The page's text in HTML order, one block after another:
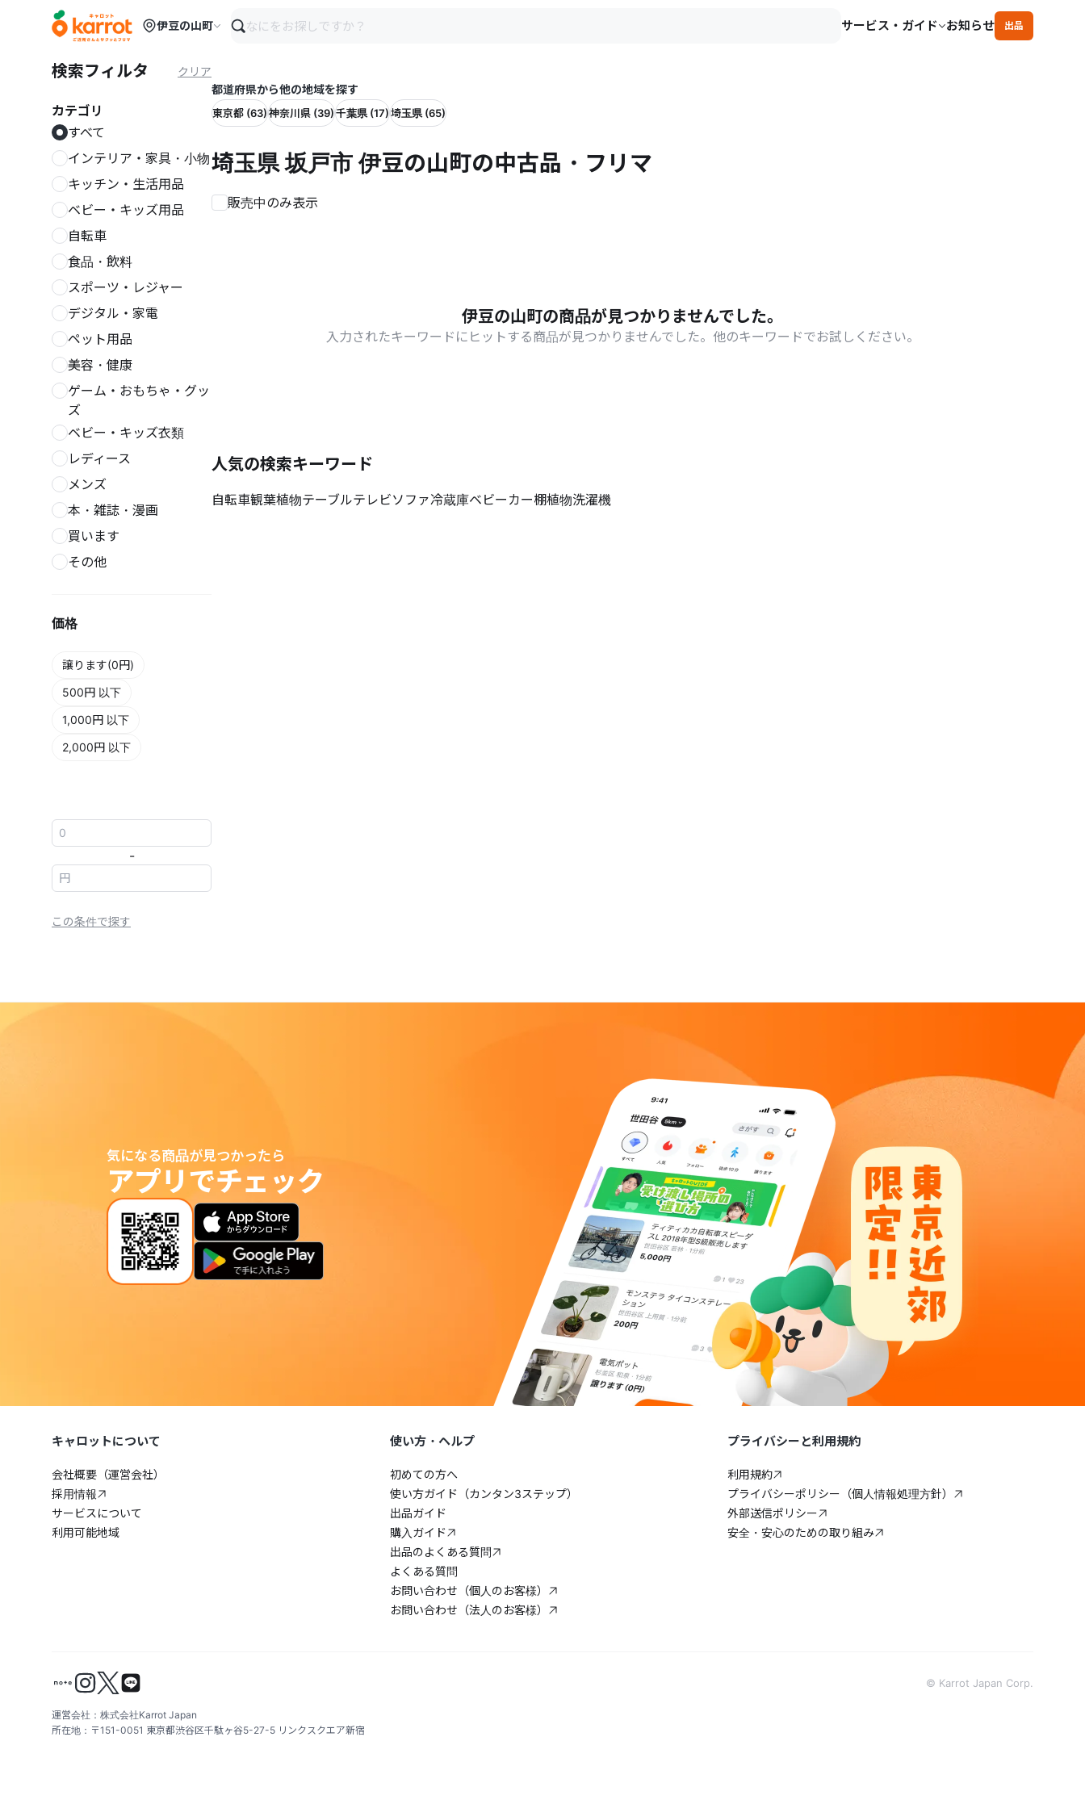
メインコンテンツにスキップ
伊豆の山町 サービス・ガイド お知らせ 出品
検索フィルタ クリア
カテゴリ
すべて
インテリア・家具・小物
キッチン・生活用品
ベビー・キッズ用品
自転車
食品・飲料
スポーツ・レジャー
デジタル・家電
ペット用品
美容・健康
ゲーム・おもちゃ・グッ
ズ
ベビー・キッズ衣類
レディース
メンズ
本・雑誌・漫画
買います
その他
価格
譲ります(0円)
500円 以下
1,000円 以下
2,000円 以下
-
この条件で探す
都道府県から他の地域を探す
東京都 (63)神奈川県 (39)千葉県 (17)埼玉県 (65)
埼玉県 坂戸市 伊豆の山町の中古品・フリマ
販売中のみ表示
伊豆の山町の商品が見つかりませんでした。
入力されたキーワードにヒットする商品が見つかりませんでした。他のキーワードでお試しください。
人気の検索キーワード
自転車観葉植物テーブルテレビソファ冷蔵庫ベビーカー棚植物洗濯機
気になる商品が見つかったら
アプリでチェック
キャロットについて
会社概要（運営会社）
採用情報
サービスについて
利用可能地域
使い方・ヘルプ
初めての方へ
使い方ガイド（カンタン3ステップ）
出品ガイド
購入ガイド
出品のよくある質問
よくある質問
お問い合わせ（個人のお客様）
お問い合わせ（法人のお客様）
プライバシーと利用規約
利用規約
プライバシーポリシー（個人情報処理方針）
外部送信ポリシー
安全・安心のための取り組み
© Karrot Japan Corp.
運営会社：株式会社Karrot Japan
所在地：〒151-0051 東京都渋谷区千駄ヶ谷5-27-5 リンクスクエア新宿